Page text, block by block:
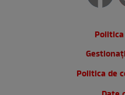
Politica de